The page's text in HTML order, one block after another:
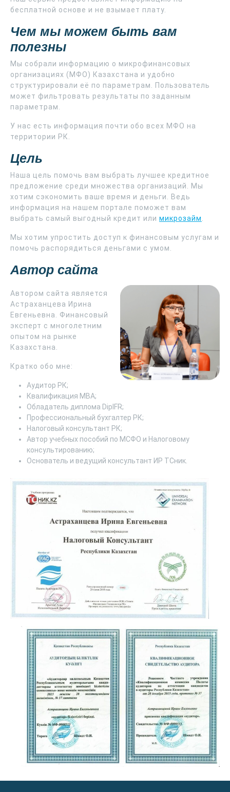
бесплатной основе и не взымает плату.
Чем мы можем быть вам
полезны
Мы собрали информацию о микрофинансовых
организациях (МФО) Казахстана и удобно
структурировали её по параметрам. Пользователь
может фильтровать результаты по заданным
параметрам.
У нас есть информация почти обо всех МФО на
территории РК.
Цель
Наша цель помочь вам выбрать лучшее кредитное
предложение среди множества организаций. Мы
хотим сэкономить ваше время и деньги. Ведь
информация на нашем портале поможет вам
выбрать самый выгодный кредит или микрозайм
Мы хотим упростить доступ к финансовым услугам и
помочь распорядиться деньгами с умом.
Автор сайта
Автором сайта является
Астраханцева Ирина
Евгеньевна. Финансовый
эксперт с многолетним
опытом на рынке
Казахстана.
Кратко обо мне:
Аудитор РК;
Квалификация MBA;
Обладатель диплома DipIFR;
Профессиональный бухгалтер РК;
Налоговый консультант РК;
Автор учебных пособий по МСФО и Налоговому
консультированию;
Основатель и ведущий консультант ИР ТСник.